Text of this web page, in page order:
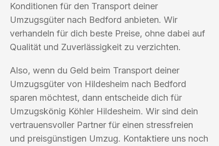
Konditionen für den Transport deiner
Umzugsgüter nach Bedford anbieten. Wir
verhandeln für dich beste Preise, ohne dabei auf
Qualität und Zuverlässigkeit zu verzichten.
Also, wenn du Geld beim Transport deiner
Umzugsgüter von Hildesheim nach Bedford
sparen möchtest, dann entscheide dich für
Umzugskönig Köhler Hildesheim. Wir sind dein
vertrauensvoller Partner für einen stressfreien
und preisgünstigen Umzug. Kontaktiere uns noch